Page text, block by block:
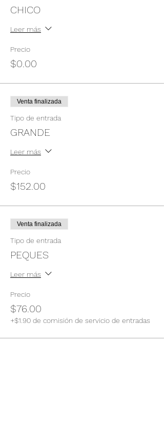
CHICO
Leer más
Precio
$0.00
Venta finalizada
Tipo de entrada
GRANDE
Leer más
Precio
$152.00
Venta finalizada
Tipo de entrada
PEQUES
Leer más
Precio
$76.00
+$1.90 de comisión de servicio de entradas